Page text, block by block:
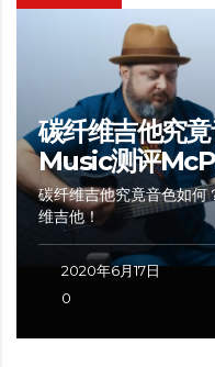
碳纤维吉他究
Music测评
碳纤维吉他究竟音色如
维吉他！
2020年6月17日
0